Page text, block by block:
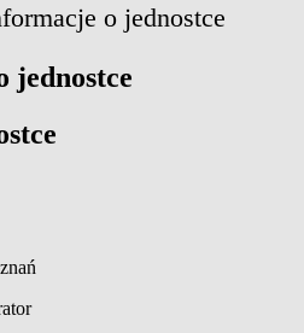
o jednostce
jednostce